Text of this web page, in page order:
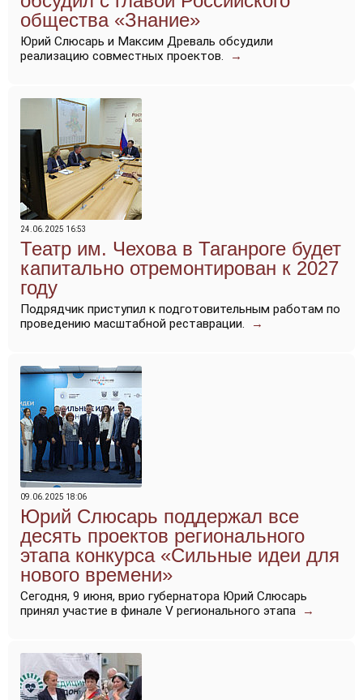
общества «Знание»
Юрий Слюсарь и Максим Древаль обсудили
реализацию совместных проектов.
→
24.06.2025 16:53
Театр им. Чехова в Таганроге будет
капитально отремонтирован к 2027
году
Подрядчик приступил к подготовительным работам по
проведению масштабной реставрации.
→
09.06.2025 18:06
Юрий Слюсарь поддержал все
десять проектов регионального
этапа конкурса «Сильные идеи для
нового времени»
Сегодня, 9 июня, врио губернатора Юрий Слюсарь
принял участие в финале V регионального этапа
→